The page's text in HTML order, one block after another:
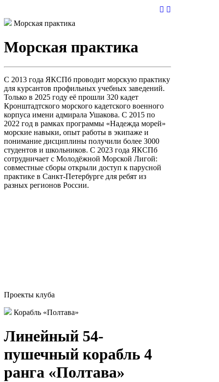
Морская практика
Морская практика
С 2013 года ЯКСПб проводит морскую практику
для курсантов профильных учебных заведений.
Только в 2025 году её прошли 320 кадет
Кронштадтского морского кадетского военного
корпуса имени адмирала Ушакова. С 2015 по
2022 год в рамках программы «Надежда морей»
морские навыки, опыт работы в экипаже и
понимание дисциплины получили более 3000
студентов и школьников. С 2023 года ЯКСПб
сотрудничает с Молодёжной Морской Лигой:
совместные сборы открыли доступ к парусной
практике в Санкт-Петербурге для ребят из
разных регионов России.
Проекты клуба
Корабль «Полтава»
Линейный 54-
пушечный корабль 4
ранга «Полтава»